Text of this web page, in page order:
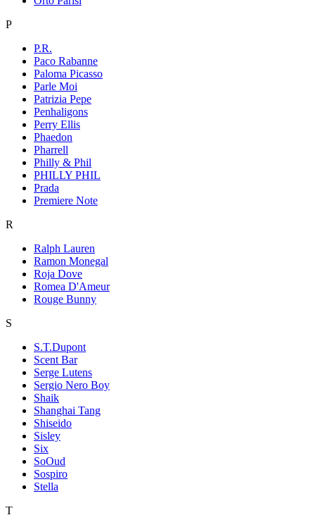
P
P.R.
Paco Rabanne
Paloma Picasso
Parle Moi
Patrizia Pepe
Penhaligons
Perry Ellis
Phaedon
Pharrell
Philly & Phil
PHILLY PHIL
Prada
Premiere Note
R
Ralph Lauren
Ramon Monegal
Roja Dove
Romea D'Ameur
Rouge Bunny
S
S.T.Dupont
Scent Bar
Serge Lutens
Sergio Nero Boy
Shaik
Shanghai Tang
Shiseido
Sisley
Six
SoOud
Sospiro
Stella
T